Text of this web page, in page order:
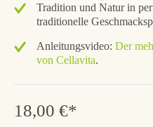
Tradition und Natur in
traditionelle
Anleitungsvideo: Der
von Cellavita.
18,00 €*